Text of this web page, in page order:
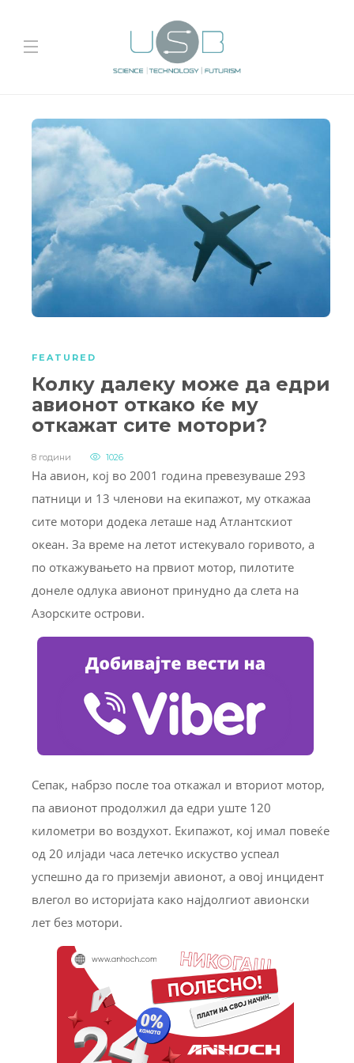
FEATURED
Колку далеку може да едри
авионот откако ќе му
откажат сите мотори?
8 години 1026
На авион, кој во 2001 година превезуваше 293
патници и 13 членови на екипажот, му откажаа
сите мотори додека леташе над Атлантскиот
океан. За време на летот истекувало горивото, а
по откажувањето на првиот мотор, пилотите
донеле одлука авионот принудно да слета на
Азорските острови.
Сепак, набрзо после тоа откажал и вториот мотор,
па авионот продолжил да едри уште 120
километри во воздухот. Екипажот, кој имал повеќе
од 20 илјади часа летечко искуство успеал
успешно да го приземји авионот, а овој инцидент
влегол во историјата како најдолгиот авионски
лет без мотори.